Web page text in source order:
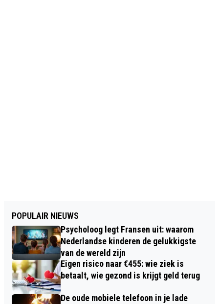
POPULAIR NIEUWS
Psycholoog legt Fransen uit: waarom
Nederlandse kinderen de gelukkigste
van de wereld zijn
Eigen risico naar €455: wie ziek is
betaalt, wie gezond is krijgt geld terug
De oude mobiele telefoon in je lade